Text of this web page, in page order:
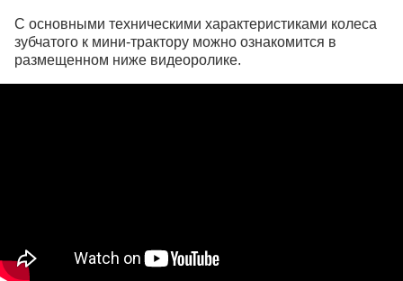
С основными техническими характеристиками колеса
зубчатого к мини-трактору можно ознакомится в
размещенном ниже видеоролике.